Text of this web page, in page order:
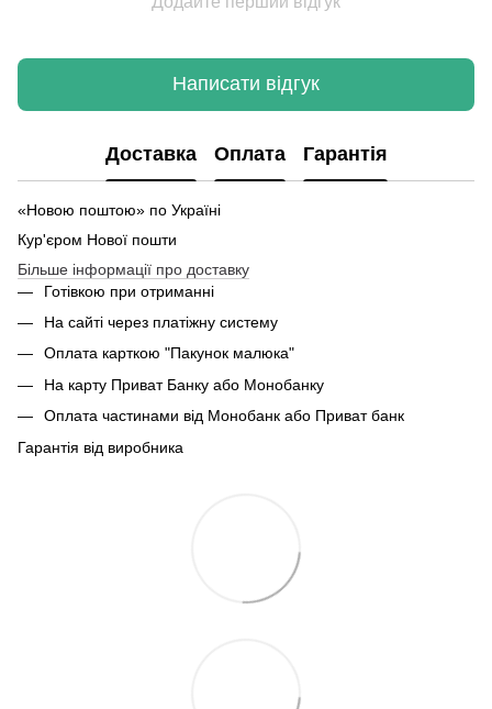
Написати відгук
Доставка Оплата Гарантія
«Новою поштою» по Україні
Кур'єром Нової пошти
Більше інформації про доставку
Готівкою при отриманні
На сайті через платіжну систему
Оплата карткою "Пакунок малюка"
На карту Приват Банку або Монобанку
Оплата частинами від Монобанк або Приват банк
Гарантія від виробника